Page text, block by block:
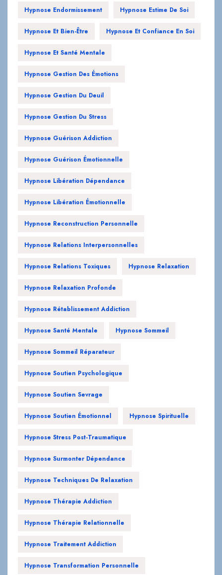
Hypnose Endormissement Hypnose Estime De Soi
Hypnose Et Bien-Être Hypnose Et Confiance En Soi
Hypnose Et Santé Mentale
Hypnose Gestion Des Émotions
Hypnose Gestion Du Deuil
Hypnose Gestion Du Stress
Hypnose Guérison Addiction
Hypnose Guérison Émotionnelle
Hypnose Libération Dépendance
Hypnose Libération Émotionnelle
Hypnose Reconstruction Personnelle
Hypnose Relations Interpersonnelles
Hypnose Relations Toxiques Hypnose Relaxation
Hypnose Relaxation Profonde
Hypnose Rétablissement Addiction
Hypnose Santé Mentale Hypnose Sommeil
Hypnose Sommeil Réparateur
Hypnose Soutien Psychologique
Hypnose Soutien Sevrage
Hypnose Soutien Émotionnel Hypnose Spirituelle
Hypnose Stress Post-Traumatique
Hypnose Surmonter Dépendance
Hypnose Techniques De Relaxation
Hypnose Thérapie Addiction
Hypnose Thérapie Relationnelle
Hypnose Traitement Addiction
Hypnose Transformation Personnelle